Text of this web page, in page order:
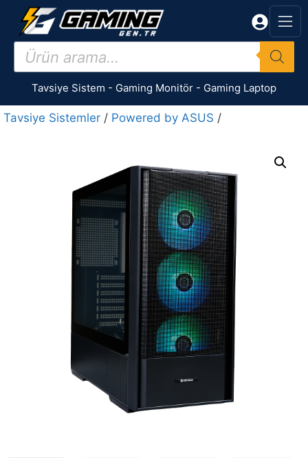
İçeriğe
Products
search
Tavsiye Sistem - Gaming Monitör - Gaming Laptop
Tavsiye Sistemler / Powered by ASUS /